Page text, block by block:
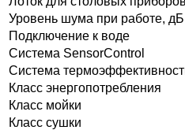
Уровень шума при работе, дБ
Подключение к воде
Система SensorControl
Система
Класс энергопотребления
Класс мойки
Класс сушки